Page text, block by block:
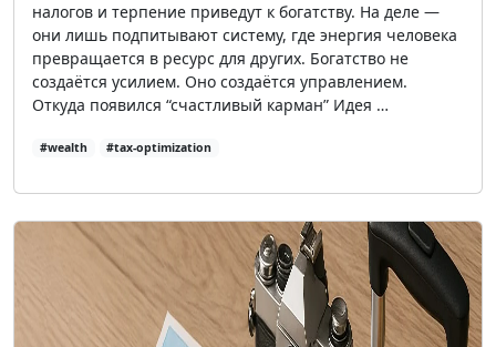
налогов и терпение приведут к богатству. На деле —
они лишь подпитывают систему, где энергия человека
превращается в ресурс для других. Богатство не
создаётся усилием. Оно создаётся управлением.
Откуда появился “счастливый карман” Идея …
#wealth #tax-optimization